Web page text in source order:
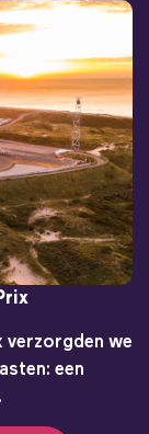
verzorgden we
een